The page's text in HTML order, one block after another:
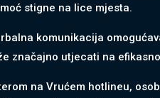
stigne na lice mjesta.
komunikacija
značajno utjecati na
na Vrućem hotlineu,